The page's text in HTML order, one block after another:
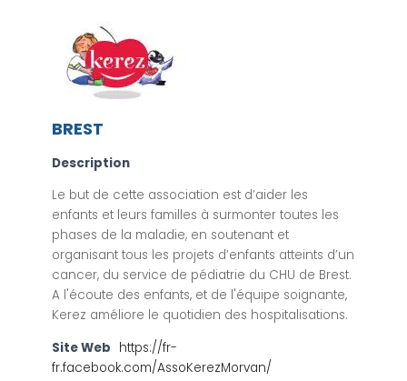
BREST
Description
Le but de cette association est d’aider les
enfants et leurs familles à surmonter toutes les
phases de la maladie, en soutenant et
organisant tous les projets d’enfants atteints d’un
cancer, du service de pédiatrie du CHU de Brest.
A l'écoute des enfants, et de l'équipe soignante,
Kerez améliore le quotidien des hospitalisations.
Site Web https://fr-
fr.facebook.com/AssoKerezMorvan/